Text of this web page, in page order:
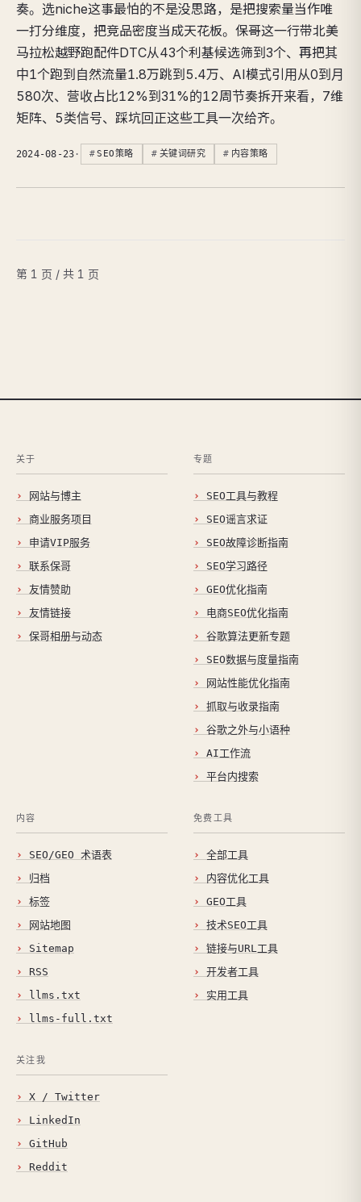
奏。选niche这事最怕的不是没思路，是把搜索量当作唯
一打分维度，把竞品密度当成天花板。保哥这一行带北美
马拉松越野跑配件DTC从43个利基候选筛到3个、再把其
中1个跑到自然流量1.8万跳到5.4万、AI模式引用从0到月
580次、营收占比12%到31%的12周节奏拆开来看，7维
矩阵、5类信号、踩坑回正这些工具一次给齐。
2024-08-23 · SEO策略 关键词研究 内容策略
第 1 页 / 共 1 页
关于
网站与博主
商业服务项目
申请VIP服务
联系保哥
友情赞助
友情链接
保哥相册与动态
专题
SEO工具与教程
SEO谣言求证
SEO故障诊断指南
SEO学习路径
GEO优化指南
电商SEO优化指南
谷歌算法更新专题
SEO数据与度量指南
网站性能优化指南
抓取与收录指南
谷歌之外与小语种
AI工作流
平台内搜索
内容
SEO/GEO 术语表
归档
标签
网站地图
Sitemap
RSS
llms.txt
llms-full.txt
免费工具
全部工具
内容优化工具
GEO工具
技术SEO工具
链接与URL工具
开发者工具
实用工具
关注我
X / Twitter
LinkedIn
GitHub
Reddit